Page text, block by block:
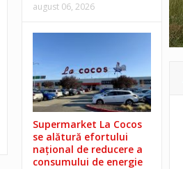
august 06, 2026
Supermarket La Cocos
se alătură efortului
național de reducere a
consumului de energie